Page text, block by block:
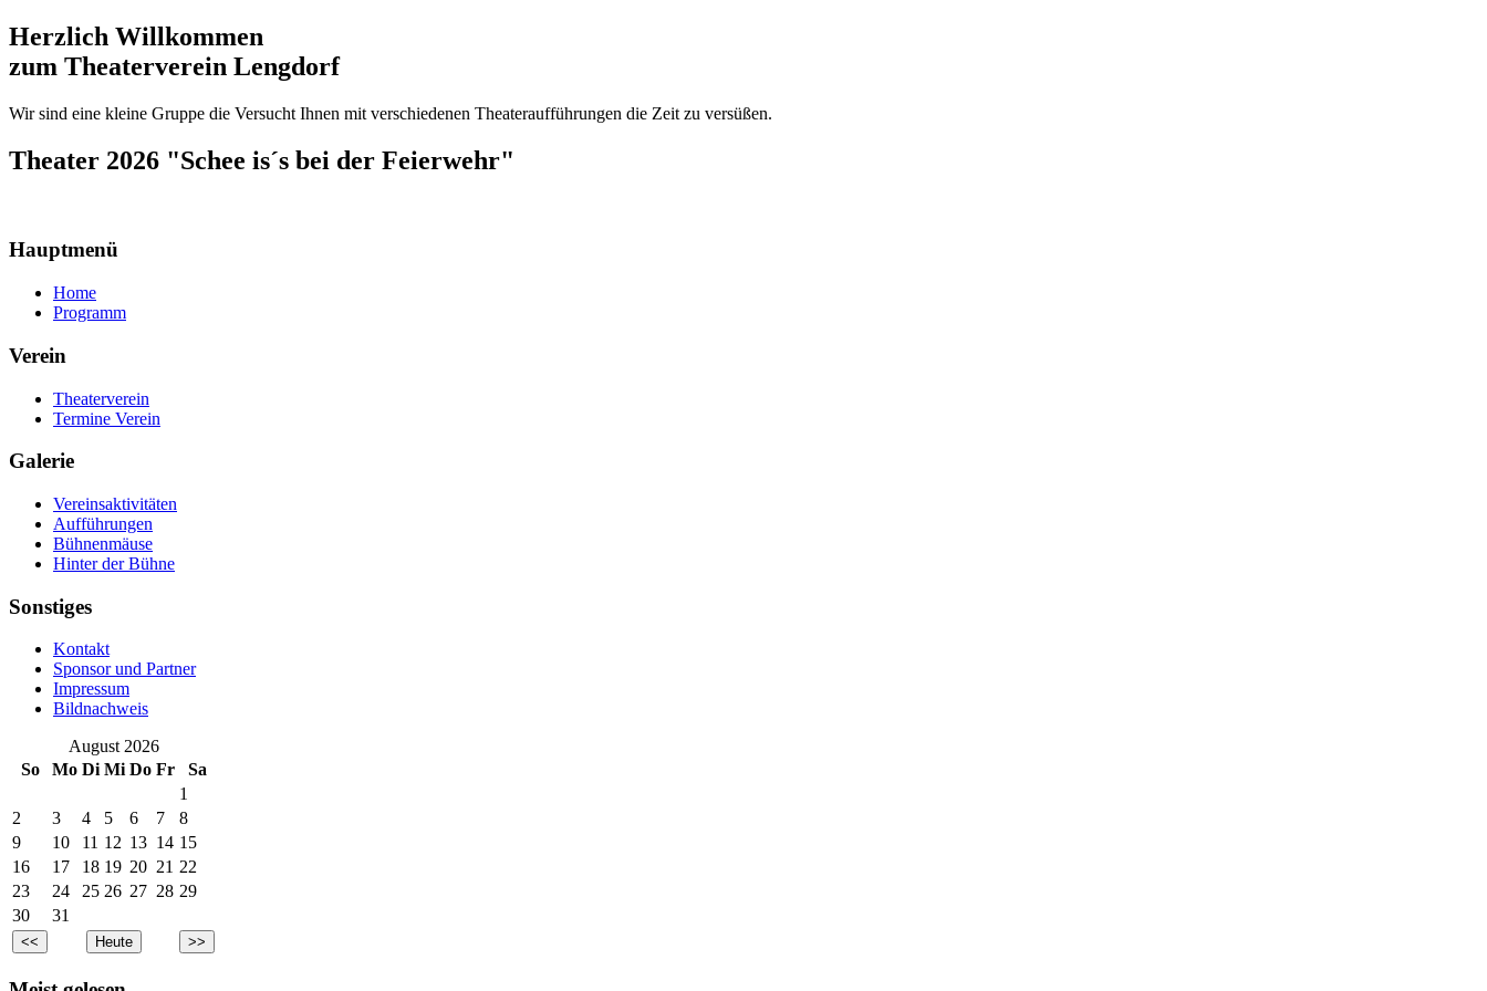
Herzlich Willkommen
zum Theaterverein Lengdorf
Wir sind eine kleine Gruppe die Versucht Ihnen mit verschiedenen Theateraufführungen die Zeit zu versüßen.
Theater 2026 "Schee is´s bei der Feierwehr"
Hauptmenü
Home
Programm
Verein
Theaterverein
Termine Verein
Galerie
Vereinsaktivitäten
Aufführungen
Bühnenmäuse
Hinter der Bühne
Sonstiges
Kontakt
Sponsor und Partner
Impressum
Bildnachweis
August 2026
So
Mo Di Mi Do Fr
Sa
1
2
3 4 5 6 7
8
9
10 11 12 13 14 15
16
17 18 19 20 21 22
23
24 25 26 27 28 29
30
31